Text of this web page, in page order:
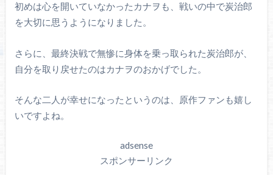
初めは心を開いていなかったカナヲも、戦いの中で炭治郎
を大切に思うようになりました。
さらに、最終決戦で無惨に身体を乗っ取られた炭治郎が、
自分を取り戻せたのはカナヲのおかげでした。
そんな二人が幸せになったというのは、原作ファンも嬉し
いですよね。
adsense
スポンサーリンク